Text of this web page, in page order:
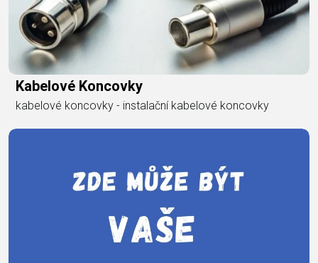
Kabelové Koncovky
kabelové koncovky - instalační kabelové koncovky